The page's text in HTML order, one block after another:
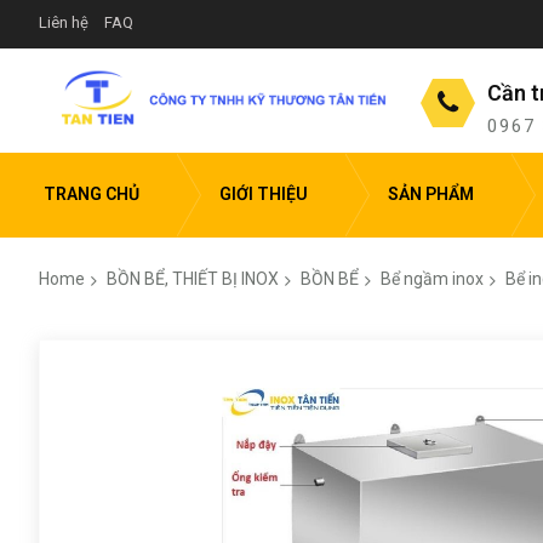
Liên hệ FAQ
Cần
0967
TRANG CHỦ GIỚI THIỆU SẢN PHẨM
Home BỒN BỂ, THIẾT BỊ INOX BỒN BỂ Bể ngầm inox Bể